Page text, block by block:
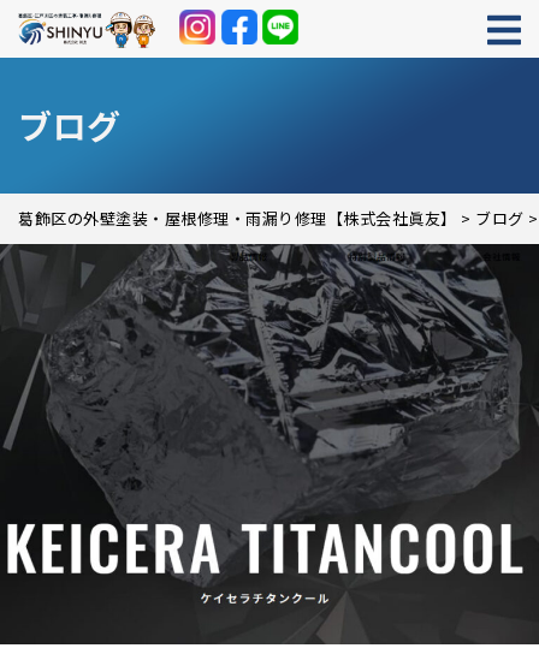
ブログ
葛飾区の外壁塗装・屋根修理・雨漏り修理【株式会社眞友】 > ブログ